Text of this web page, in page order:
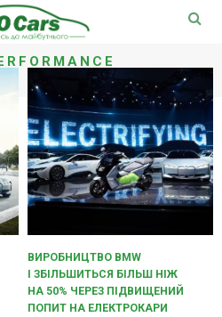
ВИРОБНИЦТВО BMW
I ЗБІЛЬШИТЬСЯ БІЛЬШ НІЖ
НА 50% ЧЕРЕЗ ПІДВИЩЕНИЙ
ПОПИТ НА ЕЛЕКТРОКАРИ